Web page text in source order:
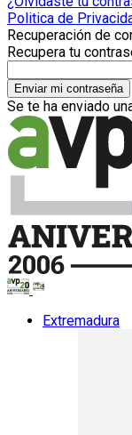
Politica de
Recuperación de
Recupera tu
Se te ha enviado
Extremadura